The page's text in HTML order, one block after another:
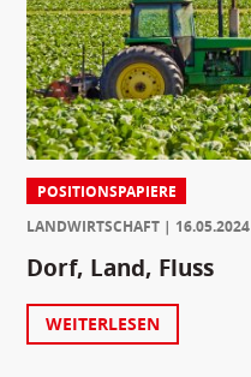
POSITIONSPAPIERE
LANDWIRTSCHAFT
16.05.2024
Dorf, Land, Fluss
WEITERLESEN